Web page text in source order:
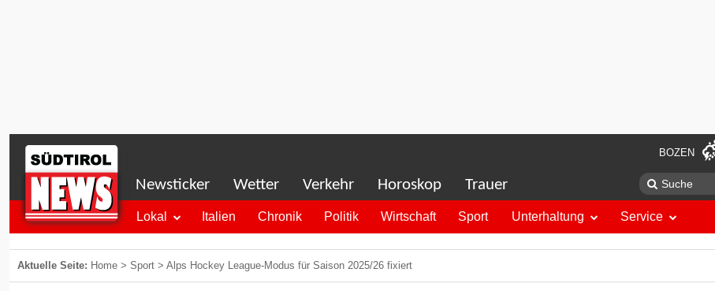
BOZEN
Newsticker Wetter Verkehr Horoskop Trauer
Lokal Italien Chronik Politik Wirtschaft Sport Unterhaltung Service
Aktuelle Seite: Home > Sport > Alps Hockey League-Modus für Saison 2025/26 fixiert